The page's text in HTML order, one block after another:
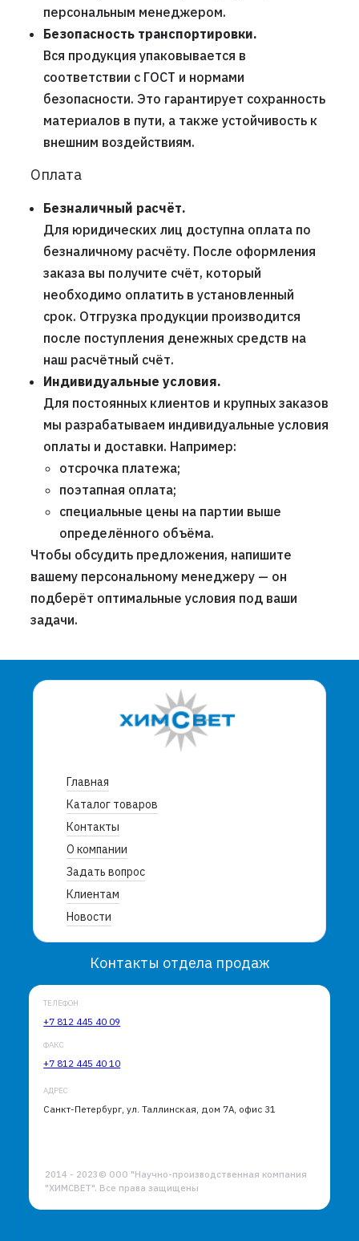
персональным менеджером.
Безопасность транспортировки.
Вся продукция упаковывается в
соответствии с ГОСТ и нормами
безопасности. Это гарантирует сохранность
материалов в пути, а также устойчивость к
внешним воздействиям.
Оплата
Безналичный расчёт.
Для юридических лиц доступна оплата по
безналичному расчёту. После оформления
заказа вы получите счёт, который
необходимо оплатить в установленный
срок. Отгрузка продукции производится
после поступления денежных средств на
наш расчётный счёт.
Индивидуальные условия.
Для постоянных клиентов и крупных заказов
мы разрабатываем индивидуальные условия
оплаты и доставки. Например:
отсрочка платежа;
поэтапная оплата;
специальные цены на партии выше
определённого объёма.
Чтобы обсудить предложения, напишите
вашему персональному менеджеру — он
подберёт оптимальные условия под ваши
задачи.
Главная
Каталог товаров
Контакты
О компании
Задать вопрос
Клиентам
Новости
Контакты отдела продаж
ТЕЛЕФОН
+7 812 445 40 09
ФАКС
+7 812 445 40 10
АДРЕС
Санкт-Петербург, ул. Таллинская, дом 7А, офис 31
2014 - 2023© ООО "Научно-производственная компания
"ХИМСВЕТ". Все права защищены